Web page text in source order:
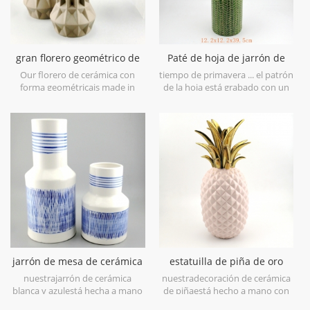
gran florero geométrico de
cerámica marrón conjunto
de 3
Our florero de cerámica con
forma geométricais made in
material in geometric shapes,it is
hand-crafted with three sizes
assorted,very nice fit with your
modern furniture.
Paté de hoja de jarrón de
cerámica verde lima
tiempo de primavera ... el patrón
de la hoja está grabado con un
vista. está hecho en gres en
china, obtén más ambiente
primaveral prueba estoflorero
de cerámica verde lima.
jarrón de mesa de cerámica
blanca y azul pintura a
mano
nuestrajarrón de cerámica
blanca y azulestá hecha a mano
estatuilla de piña de oro
rosa galvanoplastia deco
hogar
nuestradecoración de cerámica
de piñaestá hecho a mano con